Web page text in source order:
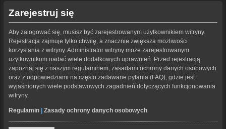
Zarejestruj się
Aby zalogować się, musisz być zarejestrowanym użytkownikiem witryny.
Rejestracja zajmuje tylko chwilę, a znacznie zwiększa możliwości
korzystania z witryny. Administrator witryny może zarejestrowanym
użytkownikom nadać wiele dodatkowych uprawnień. Przed rejestracją
zapoznaj się z naszym regulaminem, zasadami ochrony danych osobowych
oraz z odpowiedziami na często zadawane pytania (FAQ), gdzie jest
wyjaśnionych wiele podstawowych zagadnień dotyczących funkcjonowania
witryny.
Regulamin Zasady ochrony danych osobowych